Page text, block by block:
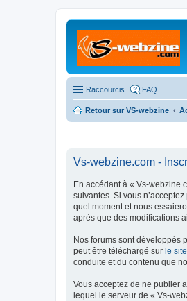
Raccourcis FAQ
Retour sur VS-webzine
Vs-webzine.com -
En accédant à « Vs-
suivantes. Si vous
quel moment et nous
après que des modifications
Nos forums sont développés
peut être téléchargé sur le
conduite et du contenu que
Vous acceptez de ne publier
lequel le serveur de « Vs-